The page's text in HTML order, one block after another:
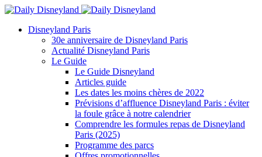
Disneyland Paris
30e anniversaire de Disneyland Paris
Actualité Disneyland Paris
Le Guide
Le Guide Disneyland
Articles guide
Les dates les moins chères de 2022
Prévisions d’affluence Disneyland Paris : éviter
la foule grâce à notre calendrier
Comprendre les formules repas de Disneyland
Paris (2025)
Programme des parcs